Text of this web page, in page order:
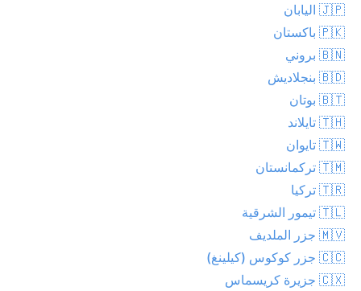
🇯🇵 اليابان
🇵🇰 باكستان
🇧🇳 بروني
🇧🇩 بنجلاديش
🇧🇹 بوتان
🇹🇭 تايلاند
🇹🇼 تايوان
🇹🇲 تركمانستان
🇹🇷 تركيا
🇹🇱 تيمور الشرقية
🇲🇻 جزر الملديف
🇨🇨 جزر كوكوس (كيلينغ)
🇨🇽 جزيرة كريسماس